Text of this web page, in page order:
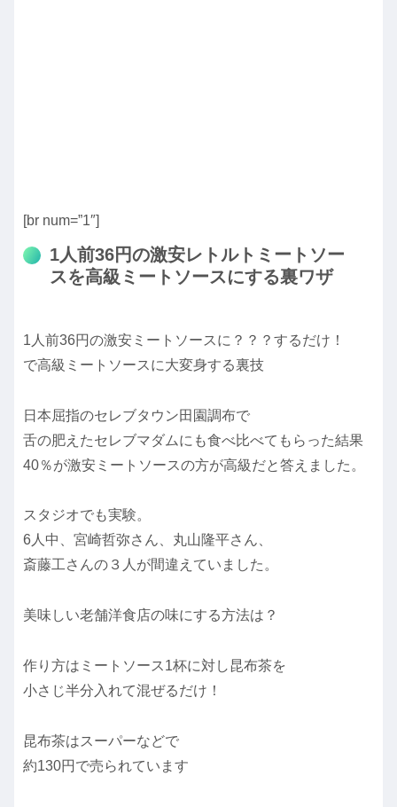
[br num=”1″]
1人前36円の激安レトルトミートソー
スを高級ミートソースにする裏ワザ
1人前36円の激安ミートソースに？？？するだけ！
で高級ミートソースに大変身する裏技
日本屈指のセレブタウン田園調布で
舌の肥えたセレブマダムにも食べ比べてもらった結果
40％が激安ミートソースの方が高級だと答えました。
スタジオでも実験。
6人中、宮崎哲弥さん、丸山隆平さん、
斎藤工さんの３人が間違えていました。
美味しい老舗洋食店の味にする方法は？
作り方はミートソース1杯に対し昆布茶を
小さじ半分入れて混ぜるだけ！
昆布茶はスーパーなどで
約130円で売られています